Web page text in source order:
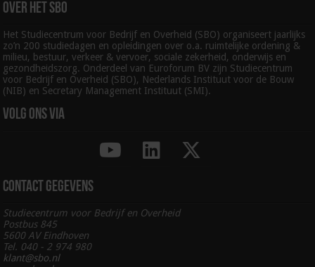
Over het SBO
Het Studiecentrum voor Bedrijf en Overheid (SBO) organiseert jaarlijks
zo’n 200 studiedagen en opleidingen over o.a. ruimtelijke ordening &
milieu, bestuur, verkeer & vervoer, sociale zekerheid, onderwijs en
gezondheidszorg. Onderdeel van Euroforum BV zijn Studiecentrum
voor Bedrijf en Overheid (SBO), Nederlands Instituut voor de Bouw
(NIB) en Secretary Management Instituut (SMI).
Volg ons via
Contact gegevens
Studiecentrum voor Bedrijf en Overheid
Postbus 845
5600 AV Eindhoven
Tel. 040 - 2 974 980
klant@sbo.nl